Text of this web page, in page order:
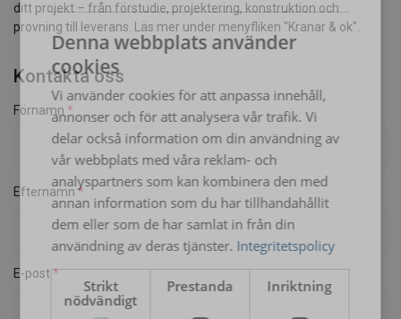
ditt projekt – från förstudie, projektering, konstruktion och
provning till leverans. Läs mer under menyfliken "Kranar & ok".
Kontakta oss
Förnamn
Efternamn
E-post
SWEDISH
ENGLISH TRANSLATION
Denna webbplats använder
cookies
Vi använder cookies för att anpassa innehåll,
annonser och för att analysera vår trafik. Vi
delar också information om din användning av
vår webbplats med våra reklam- och
analyspartners som kan kombinera den med
annan information som du har tillhandahållit
dem eller som de har samlat in från din
användning av deras tjänster. Integritetspolicy
Strikt
nödvändigt
Prestanda Inriktning